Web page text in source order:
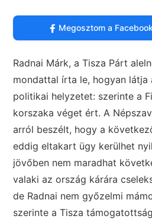
Megosztom a
Radnai Márk, a Tisza Párt
mondattal írta le, hogyan látja
politikai helyzetet: szerinte a
korszaka véget ért. A
arról beszélt, hogy a
eddig eltakart ügy kerülhet
jövőben nem maradhat
valaki az ország kárára
de Radnai nem győzelmi
szerinte a Tisza